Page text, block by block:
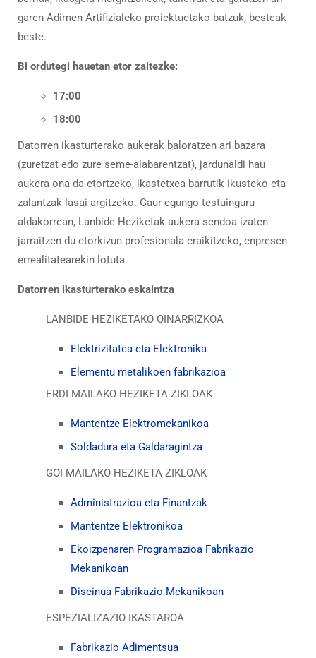
garen Adimen Artifizialeko proiektuetako batzuk, besteak
beste.
Bi ordutegi hauetan etor zaitezke:
17:00
18:00
Datorren ikasturterako aukerak baloratzen ari bazara
(zuretzat edo zure seme-alabarentzat), jardunaldi hau
aukera ona da etortzeko, ikastetxea barrutik ikusteko eta
zalantzak lasai argitzeko. Gaur egungo testuinguru
aldakorrean, Lanbide Heziketak aukera sendoa izaten
jarraitzen du etorkizun profesionala eraikitzeko, enpresen
errealitatearekin lotuta.
Datorren ikasturterako eskaintza
LANBIDE HEZIKETAKO OINARRIZKOA
Elektrizitatea eta Elektronika
Elementu metalikoen fabrikazioa
ERDI MAILAKO HEZIKETA ZIKLOAK
Mantentze Elektromekanikoa
Soldadura eta Galdaragintza
GOI MAILAKO HEZIKETA ZIKLOAK
Administrazioa eta Finantzak
Mantentze Elektronikoa
Ekoizpenaren Programazioa Fabrikazio
Mekanikoan
Diseinua Fabrikazio Mekanikoan
ESPEZIALIZAZIO IKASTAROA
Fabrikazio Adimentsua